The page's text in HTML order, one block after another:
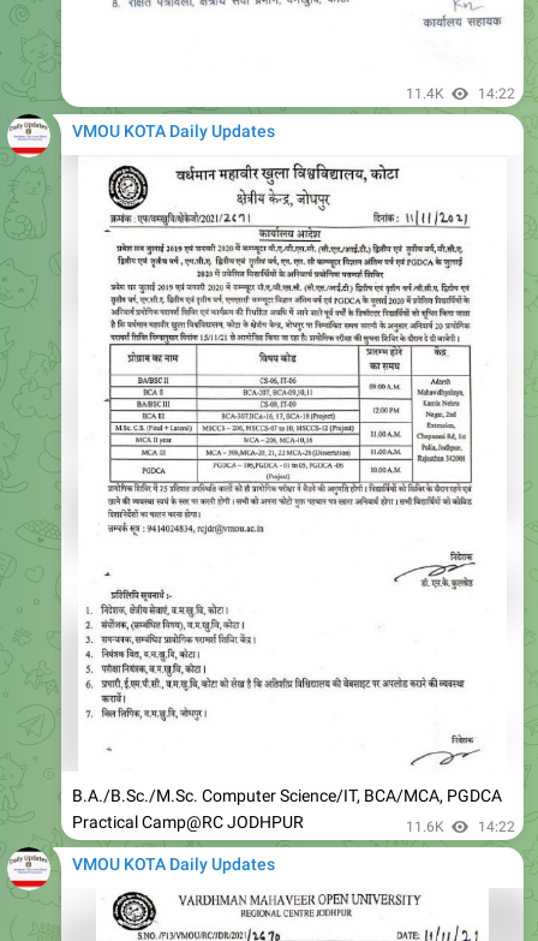
11.4K 14:22
VMOU KOTA Daily Updates
B.A./B.Sc./M.Sc. Computer Science/IT, BCA/MCA, PGDCA
Practical Camp@RC JODHPUR
11.6K 14:22
VMOU KOTA Daily Updates